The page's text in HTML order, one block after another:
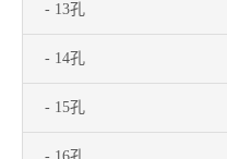
- 13孔
- 14孔
- 15孔